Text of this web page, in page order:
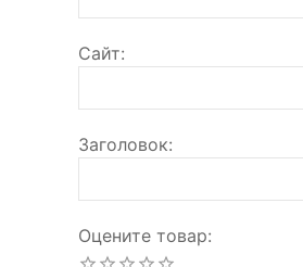
Сайт
Заголовок
Оцените товар